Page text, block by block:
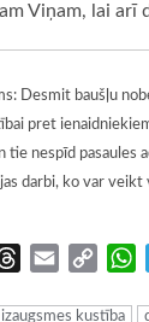
Viņam, lai arī
Desmit baušļu
pret
tie nespīd
darbi, ko var veikt
Threads
Email
Copy
izaugsmes kustība